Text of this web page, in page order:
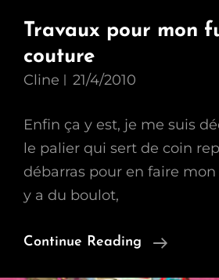
Travaux pour mon
couture
Cline 21/4/2010
Enfin ça y est, je me suis
le palier qui sert de coin
débarras pour en faire
y a du boulot,
Continue Reading
Travaux